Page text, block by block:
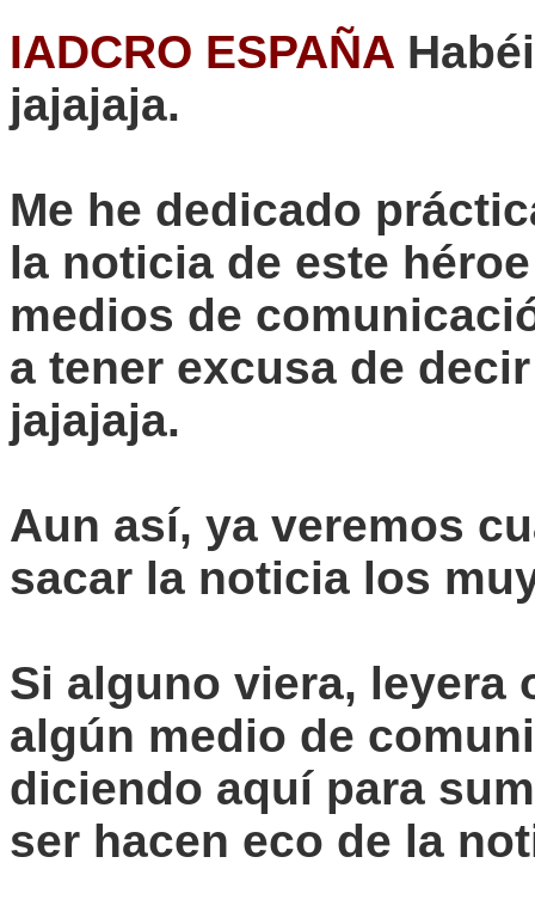
IADCRO ESPAÑA
jajajaja.
Me he dedicado
la noticia de este
medios de
a tener excusa de
jajajaja.
Aun así, ya veremos
sacar la noticia los
Si alguno viera, leyera
algún medio de
diciendo aquí para
ser hacen eco de la